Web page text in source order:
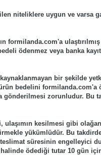
niteliklere uygun ve varsa
formilanda.com'a
ödenmez veya banka
bir şekilde
bedelini formilanda.com'a
gönderilmesi zorunludur. Bu
kesilmesi gibi
yükümlüdür. Bu
süresinin engelleyici
ödediği tutar 10 gün